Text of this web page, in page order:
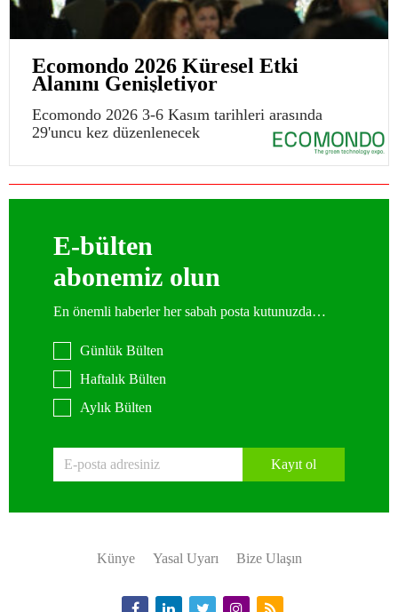
Ecomondo 2026 Küresel Etki
Alanını Genişletiyor
Ecomondo 2026 3-6 Kasım tarihleri arasında
29'uncu kez düzenlenecek
E-bülten
abonemiz olun
En önemli haberler her sabah posta kutunuzda…
Günlük Bülten
Haftalık Bülten
Aylık Bülten
Kayıt ol
Künye Yasal Uyarı Bize Ulaşın